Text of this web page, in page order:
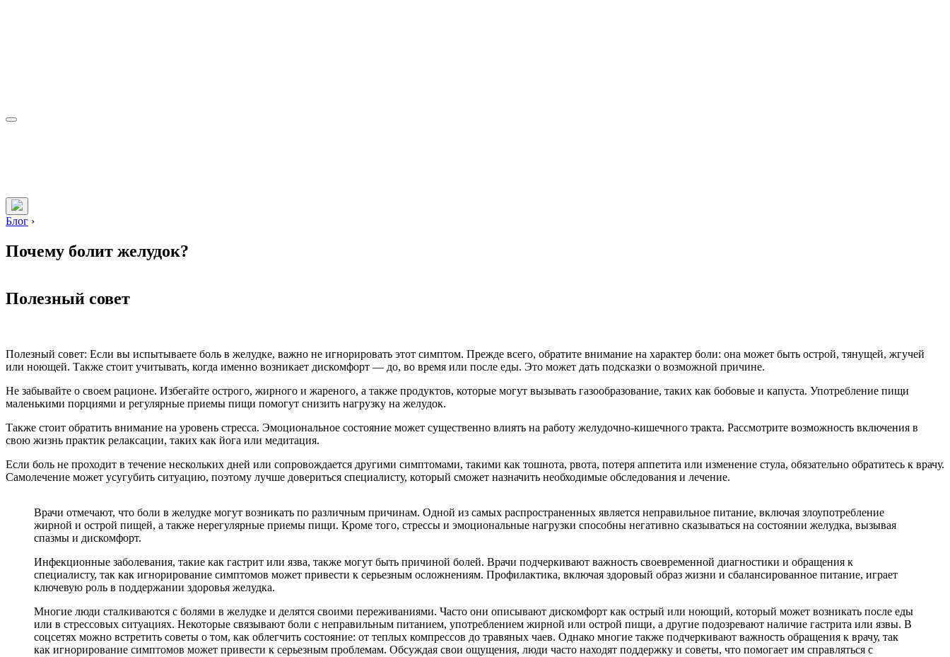
Блог ›
Почему болит желудок?
Полезный совет
Полезный совет: Если вы испытываете боль в желудке, важно не игнорировать этот симптом. Прежде всего, обратите внимание на характер боли: она может быть острой, тянущей, жгучей
или ноющей. Также стоит учитывать, когда именно возникает дискомфорт — до, во время или после еды. Это может дать подсказки о возможной причине.
Не забывайте о своем рационе. Избегайте острого, жирного и жареного, а также продуктов, которые могут вызывать газообразование, таких как бобовые и капуста. Употребление пищи
маленькими порциями и регулярные приемы пищи помогут снизить нагрузку на желудок.
Также стоит обратить внимание на уровень стресса. Эмоциональное состояние может существенно влиять на работу желудочно-кишечного тракта. Рассмотрите возможность включения в
свою жизнь практик релаксации, таких как йога или медитация.
Если боль не проходит в течение нескольких дней или сопровождается другими симптомами, такими как тошнота, рвота, потеря аппетита или изменение стула, обязательно обратитесь к врачу.
Самолечение может усугубить ситуацию, поэтому лучше довериться специалисту, который сможет назначить необходимые обследования и лечение.
Врачи отмечают, что боли в желудке могут возникать по различным причинам. Одной из самых распространенных является неправильное питание, включая злоупотребление
жирной и острой пищей, а также нерегулярные приемы пищи. Кроме того, стрессы и эмоциональные нагрузки способны негативно сказываться на состоянии желудка, вызывая
спазмы и дискомфорт.
Инфекционные заболевания, такие как гастрит или язва, также могут быть причиной болей. Врачи подчеркивают важность своевременной диагностики и обращения к
специалисту, так как игнорирование симптомов может привести к серьезным осложнениям. Профилактика, включая здоровый образ жизни и сбалансированное питание, играет
ключевую роль в поддержании здоровья желудка.
Многие люди сталкиваются с болями в желудке и делятся своими переживаниями. Часто они описывают дискомфорт как острый или ноющий, который может возникать после еды
или в стрессовых ситуациях. Некоторые связывают боли с неправильным питанием, употреблением жирной или острой пищи, а другие подозревают наличие гастрита или язвы. В
соцсетях можно встретить советы о том, как облегчить состояние: от теплых компрессов до травяных чаев. Однако многие также подчеркивают важность обращения к врачу, так
как игнорирование симптомов может привести к серьезным проблемам. Обсуждая свои ощущения, люди часто находят поддержку и советы, что помогает им справляться с